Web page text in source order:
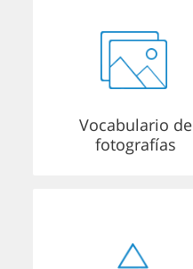
Vocabulario de
fotografías